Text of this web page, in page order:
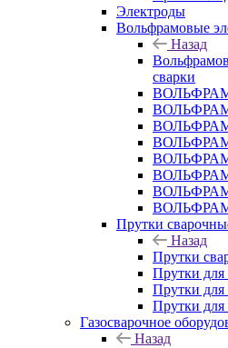
Электроды
Вольфрамовые
Назад
сварки
ВОЛЬФРАМ
ВОЛЬФРАМ
ВОЛЬФРАМ
ВОЛЬФРАМ
ВОЛЬФРАМ
ВОЛЬФРАМ
ВОЛЬФРАМ
ВОЛЬФРАМ
Прутки
Назад
Прутки
Прутки для
Прутки для
Прутки для
Газосварочное
Назад